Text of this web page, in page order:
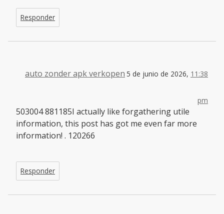
Responder
auto zonder apk verkopen 5 de junio de 2026, 11:38
pm
503004 881185I actually like forgathering utile
information, this post has got me even far more
information! . 120266
Responder